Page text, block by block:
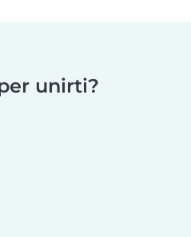
unirti?